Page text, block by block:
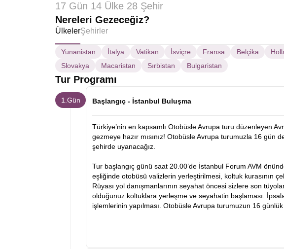
17 Gün 14 Ülke 28 Şehir
Nereleri Gezeceğiz?
ÜlkelerŞehirler
Yunanistan İtalya Vatikan İsviçre Fransa Belçika
Slovakya
Macaristan Sırbistan Bulgaristan
Tur Programı
1.Gün Başlangıç - İstanbul Buluşma
Türkiye’nin en kapsamlı Otobüsle Avrupa turu düzenleyen
gezmeye hazır mısınız! Otobüsle Avrupa turumuzla 16 gün
şehirde uyanacağız.
Tur başlangıç günü saat 20.00’de İstanbul Forum AVM
eşliğinde otobüsü valizlerin yerleştirilmesi, koltuk kurasının
Rüyası yol danışmanlarının seyahat öncesi sizlere son
olduğunuz koltuklara yerleşme ve seyahatin başlaması.
işlemlerinin yapılması. Otobüsle Avrupa turumuzun 16 günlük